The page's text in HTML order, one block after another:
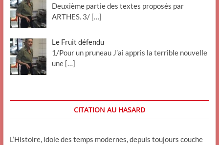
Deuxième partie des textes proposés par
ARTHES. 3/ […]
Le Fruit défendu
1/Pour un pruneau J’ai appris la terrible nouvelle
une […]
CITATION AU HASARD
L’Histoire, idole des temps modernes, depuis toujours couche